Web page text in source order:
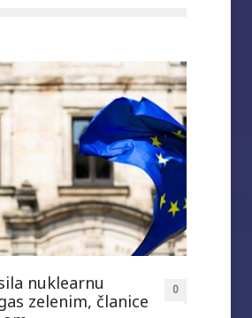
nuklearnu
zelenim, članice
0